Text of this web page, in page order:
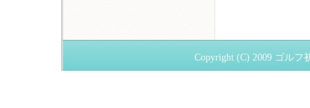
Copyright (C) 2009 ゴルフ